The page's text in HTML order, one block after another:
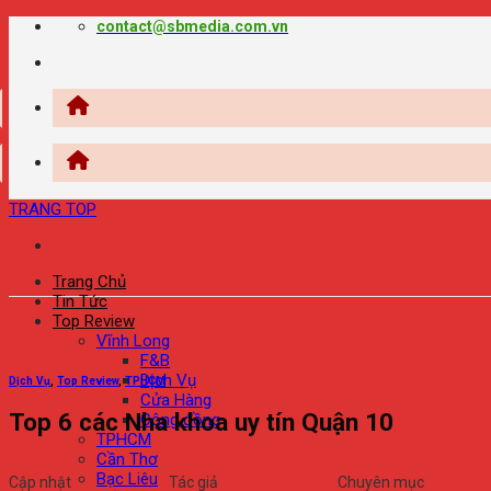
Chuyển
contact@sbmedia.com.vn
TRANG TOP
Trang Chủ
Tin Tức
Top Review
Vĩnh Long
F&B
Dịch Vụ
Cửa Hàng
Cộng đồng
TPHCM
Cần Thơ
Bạc Liêu
Dịch Vụ Top Review,TPHCM
Top 6 các Nha khoa uy tín Quận 10
Cập nhật
Tác giả
Chuyên mục